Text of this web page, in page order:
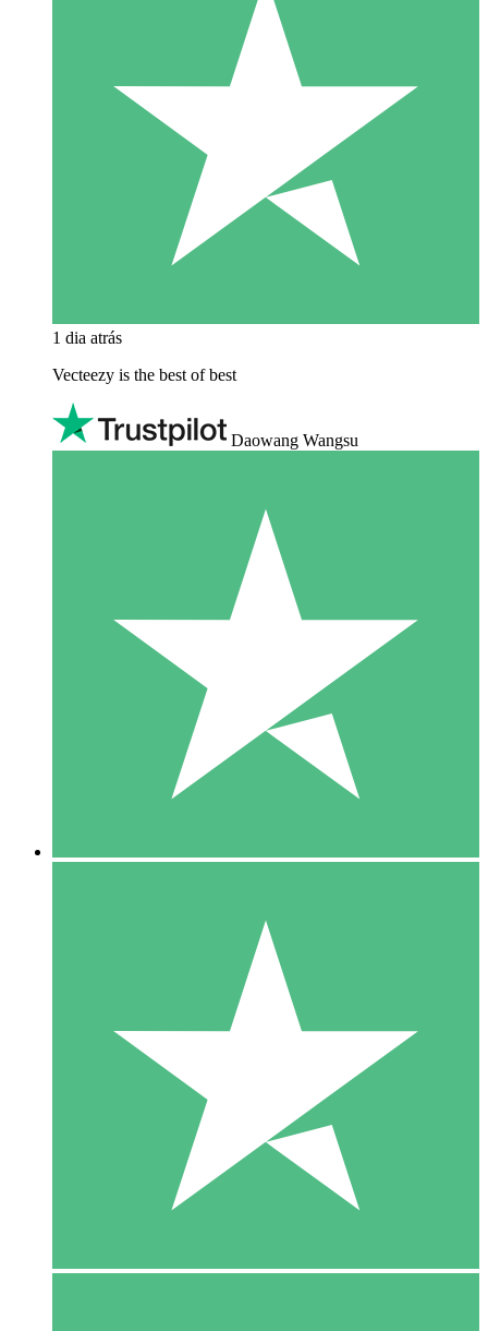
1 dia atrás
Vecteezy is the best of best
Daowang Wangsu